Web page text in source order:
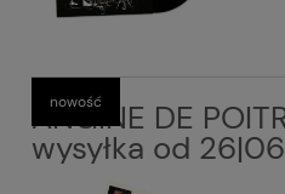
ANGINE DE
wysyłka od
nowość